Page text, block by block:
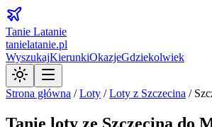
Tanie Latanie
tanielatanie.pl
WyszukajKierunkiOkazjeGdziekolwiek
Strona główna /Loty /Loty z Szczecina /